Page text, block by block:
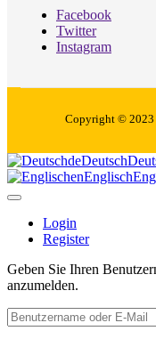
Facebook
Twitter
Instagram
Copyright © 2023
deDeutsch
enEnglisch
Login
Register
Geben Sie Ihren
anzumelden.